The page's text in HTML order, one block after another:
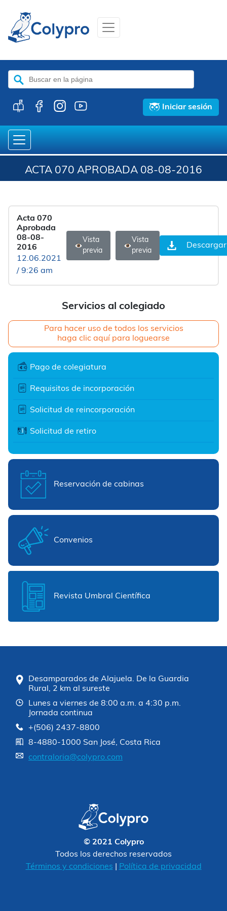
Buscar:
Iniciar sesión
ACTA 070 APROBADA 08-08-2016
Servicios al colegiado
Para hacer uso de todos los servicios
haga clic aquí para loguearse
Pago de colegiatura
Requisitos de incorporación
Solicitud de reincorporación
Solicitud de retiro
Reservación de cabinas
Convenios
Revista Umbral Científica
Acta 070
Aprobada
08-08-
2016
12.06.2021
/ 9:26 am
Vista
previa
Vista
previa
Descargar
Desamparados de Alajuela. De la Guardia
Rural, 2 km al sureste
Lunes a viernes de 8:00 a.m. a 4:30 p.m.
Jornada continua
+(506) 2437-8800
8-4880-1000 San José, Costa Rica
contraloria@colypro.com
© 2021 Colypro
Todos los derechos reservados
Términos y condiciones
Política de privacidad